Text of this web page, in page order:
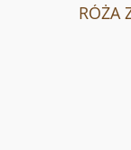
RÓŻA